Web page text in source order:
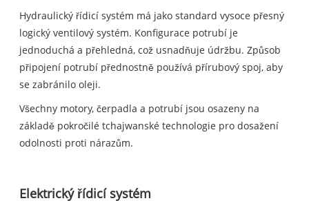
Hydraulický řídicí systém má jako standard vysoce přesný
logický ventilový systém. Konfigurace potrubí je
jednoduchá a přehledná, což usnadňuje údržbu. Způsob
připojení potrubí přednostně používá přírubový spoj, aby
se zabránilo oleji.
Všechny motory, čerpadla a potrubí jsou osazeny na
základě pokročilé tchajwanské technologie pro dosažení
odolnosti proti nárazům.
Elektrický řídicí systém